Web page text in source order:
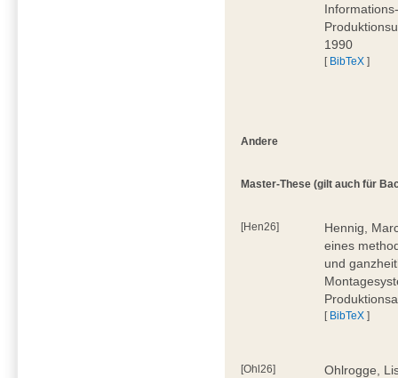
1990
[ BibTeX ]
Andere
Master-These (gilt auch für
[Hen26]
Hennig,
eines
und
[ BibTeX ]
[Ohl26]
Ohlrogge,